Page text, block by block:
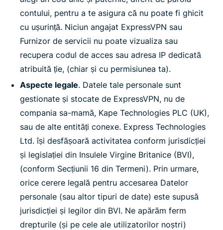
contului, pentru a te asigura că nu poate fi ghicit
cu ușurință. Niciun angajat ExpressVPN sau
Furnizor de servicii nu poate vizualiza sau
recupera codul de acces sau adresa IP dedicată
atribuită ție, (chiar și cu permisiunea ta).
Aspecte legale. Datele tale personale sunt
gestionate și stocate de ExpressVPN, nu de
compania sa-mamă, Kape Technologies PLC (UK),
sau de alte entități conexe. Express Technologies
Ltd. își desfășoară activitatea conform jurisdicției
și legislației din Insulele Virgine Britanice (BVI),
(conform Secțiunii 16 din Termeni). Prin urmare,
orice cerere legală pentru accesarea Datelor
personale (sau altor tipuri de date) este supusă
jurisdicției și legilor din BVI. Ne apărăm ferm
drepturile (și pe cele ale utilizatorilor noștri)